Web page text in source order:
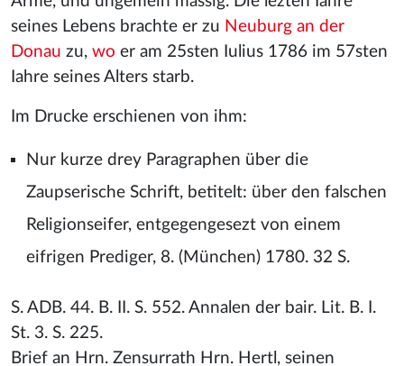
seines Lebens brachte er zu Neuburg an der
Donau zu, wo er am 25sten Iulius 1786 im 57sten
Iahre seines Alters starb.
Im Drucke erschienen von ihm:
Nur kurze drey Paragraphen über die
Zaupserische Schrift, betitelt: über den falschen
Religionseifer, entgegengesezt von einem
eifrigen Prediger, 8. (München) 1780. 32 S.
S. ADB. 44. B. II. S. 552. Annalen der bair. Lit. B. I.
St. 3. S. 225.
Brief an Hrn. Zensurrath Hrn. Hertl, seinen